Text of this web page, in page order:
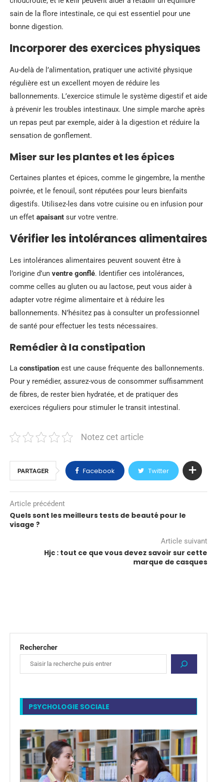
sain de la flore intestinale, ce qui est essentiel pour une
bonne digestion.
Incorporer des exercices physiques
Au-delà de l’alimentation, pratiquer une activité physique
régulière est un excellent moyen de réduire les
ballonnements. L’exercice stimule le système digestif et aide
à prévenir les troubles intestinaux. Une simple marche après
un repas peut par exemple, aider à la digestion et réduire la
sensation de gonflement.
Miser sur les plantes et les épices
Certaines plantes et épices, comme le gingembre, la menthe
poivrée, et le fenouil, sont réputées pour leurs bienfaits
digestifs. Utilisez-les dans votre cuisine ou en infusion pour
un effet apaisant sur votre ventre.
Vérifier les intolérances alimentaires
Les intolérances alimentaires peuvent souvent être à
l’origine d’un ventre gonflé. Identifier ces intolérances,
comme celles au gluten ou au lactose, peut vous aider à
adapter votre régime alimentaire et à réduire les
ballonnements. N’hésitez pas à consulter un professionnel
de santé pour effectuer les tests nécessaires.
Remédier à la constipation
La constipation est une cause fréquente des ballonnements.
Pour y remédier, assurez-vous de consommer suffisamment
de fibres, de rester bien hydratée, et de pratiquer des
exercices réguliers pour stimuler le transit intestinal.
Notez cet article
PARTAGER Facebook Twitter
Article précédent
Quels sont les meilleurs tests de beauté pour le
visage ?
Article suivant
Hjc : tout ce que vous devez savoir sur cette
marque de casques
Rechercher
PSYCHOLOGIE SOCIALE